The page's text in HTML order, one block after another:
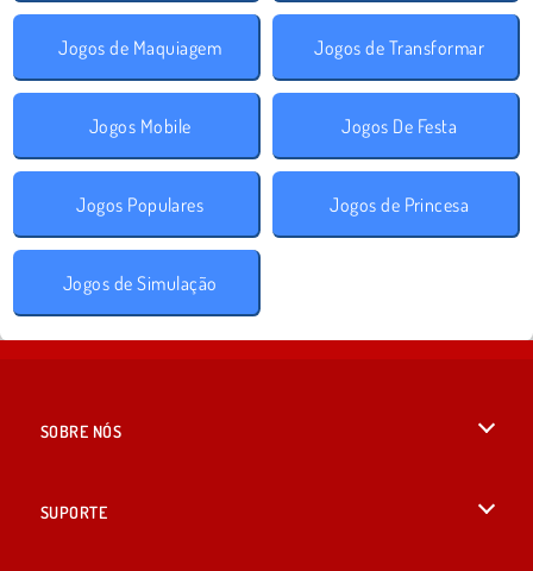
Jogos de Maquiagem Jogos de Transformar
Jogos Mobile Jogos De Festa
Jogos Populares Jogos de Princesa
Jogos de Simulação
SOBRE NÓS
SUPORTE